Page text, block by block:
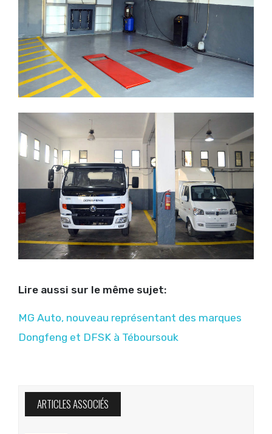
Lire aussi sur le même sujet:
MG Auto, nouveau représentant des marques
Dongfeng et DFSK à Téboursouk
ARTICLES ASSOCIÉS